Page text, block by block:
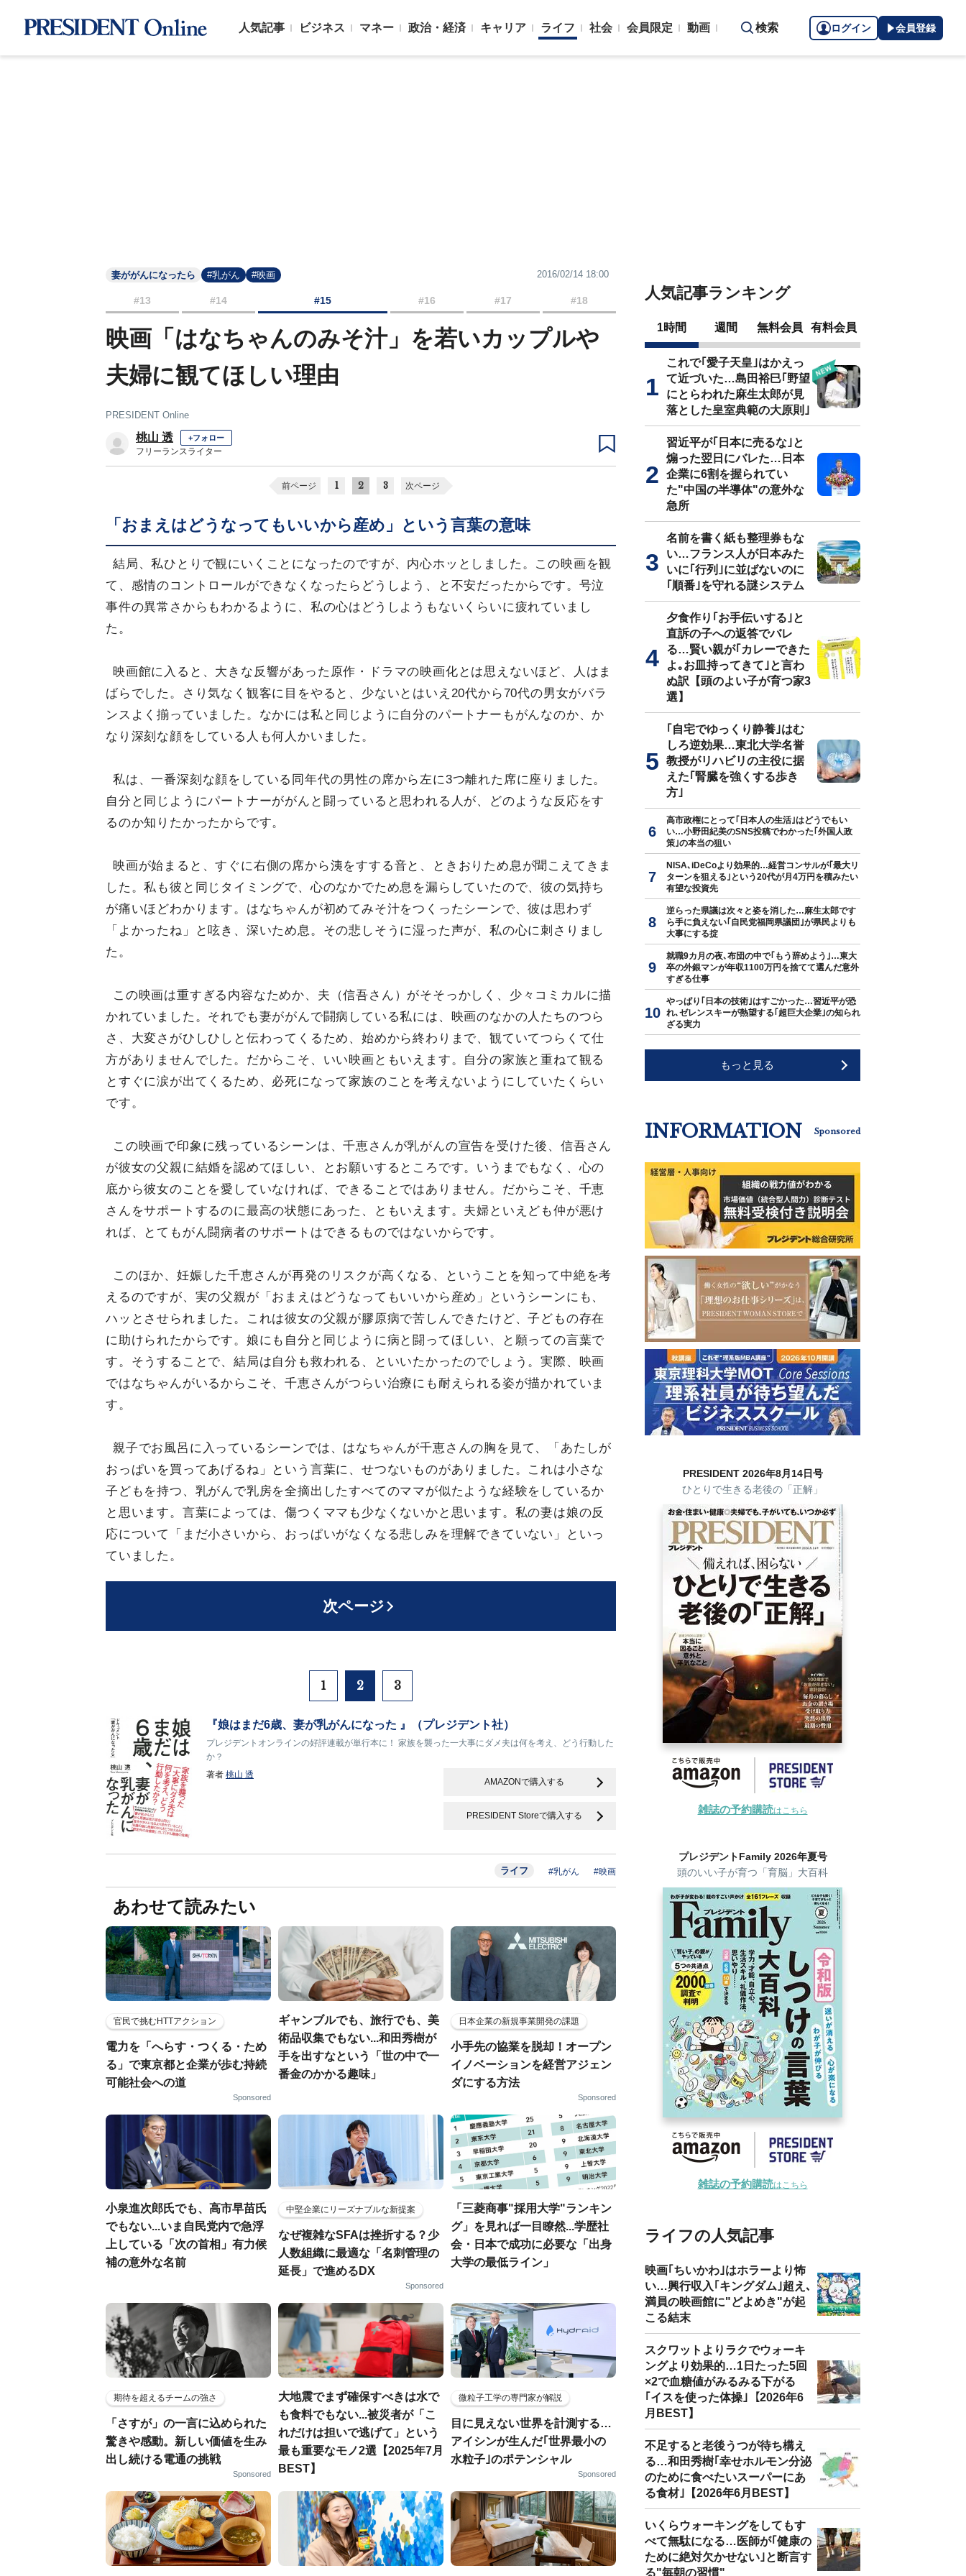
人気記事 ビジネス マネー 政治・経済 キャリア ライフ 社会 会員限定 動画 検索 ログイン 会員登録
妻ががんになったら #乳がん #映画 2016/02/14 18:00
#13 #14 #15 #16 #17 #18
映画「はなちゃんのみそ汁」を若いカップルや
夫婦に観てほしい理由
PRESIDENT Online
桃山 透 +フォロー
フリーランスライター
前ページ 1 2 3 次ページ
「おまえはどうなってもいいから産め」という言葉の意味
結局、私ひとりで観にいくことになったのですが、内心ホッとしました。この映画を観
て、感情のコントロールができなくなったらどうしよう、と不安だったからです。号泣
事件の異常さからもわかるように、私の心はどうしようもないくらいに疲れていまし
た。
映画館に入ると、大きな反響があった原作・ドラマの映画化とは思えないほど、人はま
ばらでした。さり気なく観客に目をやると、少ないとはいえ20代から70代の男女がバラ
ンスよく揃っていました。なかには私と同じように自分のパートナーもがんなのか、か
なり深刻な顔をしている人も何人かいました。
私は、一番深刻な顔をしている同年代の男性の席から左に3つ離れた席に座りました。
自分と同じようにパートナーががんと闘っていると思われる人が、どのような反応をす
るのか知りたかったからです。
映画が始まると、すぐに右側の席から洟をすする音と、ときおりため息が聞こえてきま
した。私も彼と同じタイミングで、心のなかでため息を漏らしていたので、彼の気持ち
が痛いほどわかります。はなちゃんが初めてみそ汁をつくったシーンで、彼は思わず
「よかったね」と呟き、深いため息。その悲しそうに湿った声が、私の心に刺さりまし
た。
この映画は重すぎる内容なためか、夫（信吾さん）がそそっかしく、少々コミカルに描
かれていました。それでも妻ががんで闘病している私には、映画のなかの人たちのつら
さ、大変さがひしひしと伝わってくるため、始めから終わりまで、観ていてつらくて仕
方がありませんでした。だからこそ、いい映画ともいえます。自分の家族と重ねて観る
とすぐに涙が出てくるため、必死になって家族のことを考えないようにしていたくらい
です。
この映画で印象に残っているシーンは、千恵さんが乳がんの宣告を受けた後、信吾さん
が彼女の父親に結婚を認めてほしい、とお願いするところです。いうまでもなく、心の
底から彼女のことを愛していなければ、できることではありません。だからこそ、千恵
さんをサポートするのに最高の状態にあった、ともいえます。夫婦といえども仲が悪け
れば、とてもがん闘病者のサポートはできるものではないからです。
このほか、妊娠した千恵さんが再発のリスクが高くなる、ということを知って中絶を考
えるのですが、実の父親が「おまえはどうなってもいいから産め」というシーンにも、
ハッとさせられました。これは彼女の父親が膠原病で苦しんできたけど、子どもの存在
に助けられたからです。娘にも自分と同じように病と闘ってほしい、と願っての言葉で
す。そうすることで、結局は自分も救われる、といいたかったのでしょう。実際、映画
ではなちゃんがいるからこそ、千恵さんがつらい治療にも耐えられる姿が描かれていま
す。
親子でお風呂に入っているシーンでは、はなちゃんが千恵さんの胸を見て、「あたしが
おっぱいを買ってあげるね」という言葉に、せつないものがありました。これは小さな
子どもを持つ、乳がんで乳房を全摘出したすべてのママが似たような経験をしているか
と思います。言葉によっては、傷つくママも少なくないかと思います。私の妻は娘の反
応について「まだ小さいから、おっぱいがなくなる悲しみを理解できていない」といっ
ていました。
次ページ
1 2 3
『娘はまだ6歳、妻が乳がんになった 』（プレジデント社）
プレジデントオンラインの好評連載が単行本に！ 家族を襲った一大事にダメ夫は何を考え、どう行動した
か？
著者 桃山 透
AMAZONで購入する
PRESIDENT Storeで購入する
ライフ #乳がん #映画
あわせて読みたい
官民で挑むHTTアクション
電力を「へらす・つくる・ため
る」で東京都と企業が歩む持続
可能社会への道
Sponsored
ギャンブルでも、旅行でも、美
術品収集でもない...和田秀樹が
手を出すなという「世の中で一
番金のかかる趣味」
日本企業の新規事業開発の課題
小手先の協業を脱却！オープン
イノベーションを経営アジェン
ダにする方法
Sponsored
小泉進次郎氏でも、高市早苗氏
でもない...いま自民党内で急浮
上している「次の首相」有力候
補の意外な名前
中堅企業にリーズナブルな新提案
なぜ複雑なSFAは挫折する？少
人数組織に最適な「名刺管理の
延長」で進めるDX
Sponsored
「三菱商事"採用大学"ランキン
グ」を見れば一目瞭然...学歴社
会・日本で成功に必要な「出身
大学の最低ライン」
期待を超えるチームの強さ
「さすが」の一言に込められた
驚きや感動。新しい価値を生み
出し続ける電通の挑戦
Sponsored
大地震でまず確保すべきは水で
も食料でもない...被災者が「こ
れだけは担いで逃げて」という
最も重要なモノ2選【2025年7月
BEST】
微粒子工学の専門家が解説
目に見えない世界を計測する…
アイシンが生んだ｢世界最小の
水粒子｣のポテンシャル
Sponsored
人気記事ランキング
1時間 週間 無料会員 有料会員
これで｢愛子天皇｣はかえっ
て近づいた…島田裕巳｢野望
にとらわれた麻生太郎が見
落とした皇室典範の大原則｣
習近平が｢日本に売るな｣と
煽った翌日にバレた…日本
企業に6割を握られてい
た"中国の半導体"の意外な
急所
名前を書く紙も整理券もな
い…フランス人が日本みた
いに｢行列｣に並ばないのに
｢順番｣を守れる謎システム
夕食作り｢お手伝いする｣と
直訴の子への返答でバレ
る…賢い親が｢カレーできた
よ｡お皿持ってきて｣と言わ
ぬ訳【頭のよい子が育つ家3
選】
｢自宅でゆっくり静養｣はむ
しろ逆効果…東北大学名誉
教授がリハビリの主役に据
えた｢腎臓を強くする歩き
方｣
高市政権にとって｢日本人の生活｣はどうでもい
い…小野田紀美のSNS投稿でわかった｢外国人政
策｣の本当の狙い
NISA､iDeCoより効果的…経営コンサルが｢最大リ
ターンを狙える｣という20代が月4万円を積みたい
有望な投資先
逆らった県議は次々と姿を消した…麻生太郎です
ら手に負えない｢自民党福岡県議団｣が県民よりも
大事にする掟
就職9カ月の夜､布団の中で｢もう辞めよう｣…東大
卒の外銀マンが年収1100万円を捨てて選んだ意外
すぎる仕事
やっぱり｢日本の技術｣はすごかった…習近平が恐
れ､ゼレンスキーが熱望する｢超巨大企業｣の知られ
ざる実力
もっと見る
INFORMATION Sponsored
PRESIDENT 2026年8月14日号
ひとりで生きる老後の「正解」
雑誌の予約購読はこちら
プレジデントFamily 2026年夏号
頭のいい子が育つ「育脳」大百科
雑誌の予約購読はこちら
ライフの人気記事
映画｢ちいかわ｣はホラーより怖
い…興行収入｢キングダム｣超え､
満員の映画館に"どよめき"が起
こる結末
スクワットよりラクでウォーキ
ングより効果的…1日たった5回
×2で血糖値がみるみる下がる
｢イスを使った体操｣【2026年6
月BEST】
不足すると老後うつが待ち構え
る…和田秀樹｢幸せホルモン分泌
のために食べたいスーパーにあ
る食材｣【2026年6月BEST】
いくらウォーキングをしてもす
べて無駄になる…医師が｢健康の
ために絶対欠かせない｣と断言す
る"毎朝の習慣"